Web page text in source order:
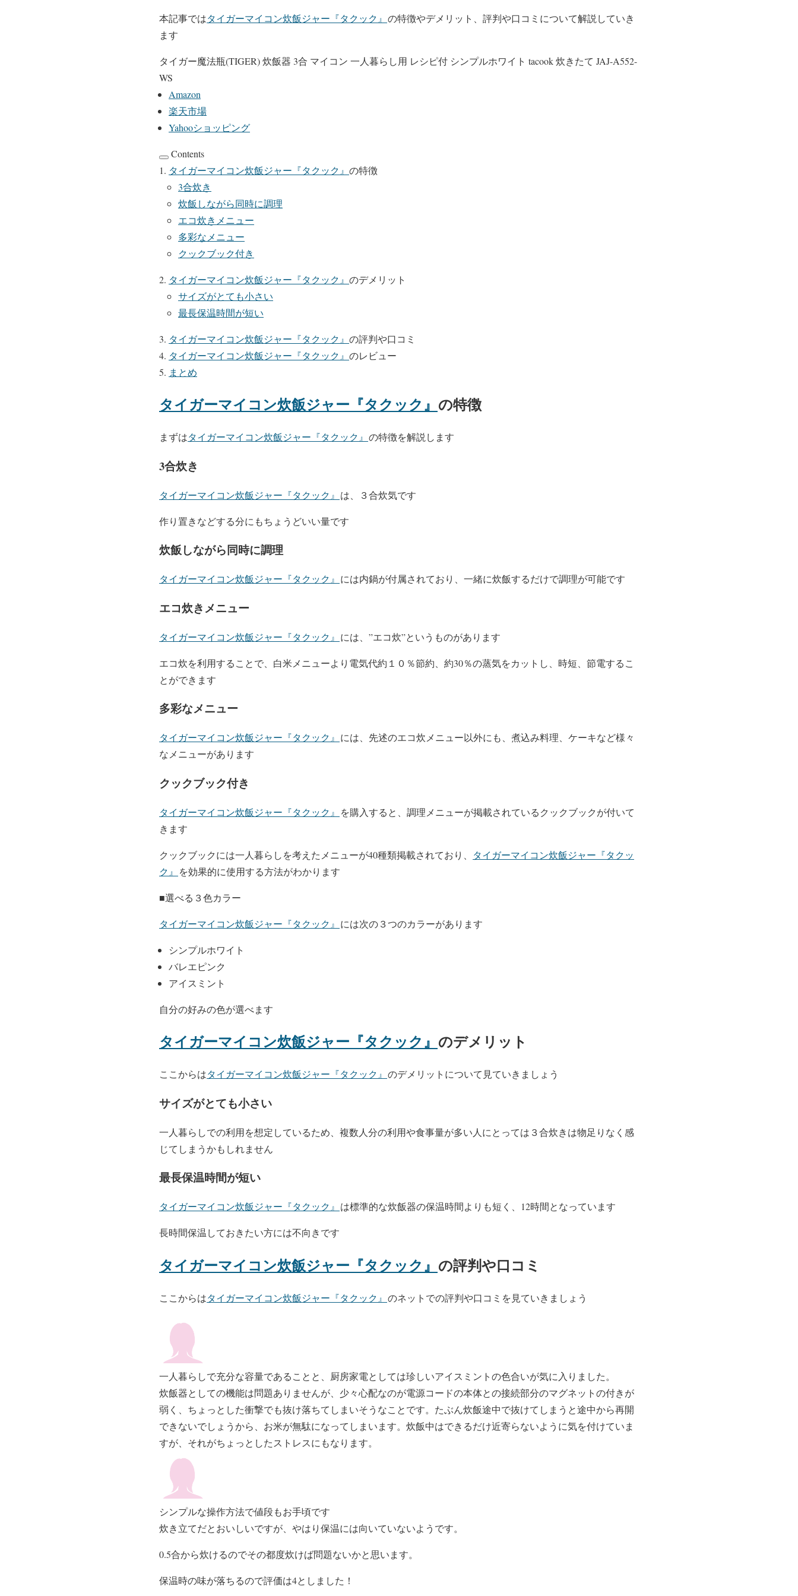
本記事ではタイガーマイコン炊飯ジャー『タクック』 の特徴やデメリット、評判や口コミについて解説していき
ます
タイガー魔法瓶(TIGER) 炊飯器 3合 マイコン 一人暮らし用 レシピ付 シンプルホワイト tacook 炊きたて JAJ-A552-
WS
Amazon
楽天市場
Yahooショッピング
Contents
タイガーマイコン炊飯ジャー『タクック』 の特徴
3合炊き
炊飯しながら同時に調理
エコ炊きメニュー
多彩なメニュー
クックブック付き
タイガーマイコン炊飯ジャー『タクック』 のデメリット
サイズがとても小さい
最長保温時間が短い
タイガーマイコン炊飯ジャー『タクック』 の評判や口コミ
タイガーマイコン炊飯ジャー『タクック』 のレビュー
まとめ
タイガーマイコン炊飯ジャー『タクック』 の特徴
まずはタイガーマイコン炊飯ジャー『タクック』 の特徴を解説します
3合炊き
タイガーマイコン炊飯ジャー『タクック』 は、３合炊気です
作り置きなどする分にもちょうどいい量です
炊飯しながら同時に調理
タイガーマイコン炊飯ジャー『タクック』 には内鍋が付属されており、一緒に炊飯するだけで調理が可能です
エコ炊きメニュー
タイガーマイコン炊飯ジャー『タクック』 には、”エコ炊”というものがあります
エコ炊を利用することで、白米メニューより電気代約１０％節約、約30％の蒸気をカットし、時短、節電するこ
とができます
多彩なメニュー
タイガーマイコン炊飯ジャー『タクック』 には、先述のエコ炊メニュー以外にも、煮込み料理、ケーキなど様々
なメニューがあります
クックブック付き
タイガーマイコン炊飯ジャー『タクック』 を購入すると、調理メニューが掲載されているクックブックが付いて
きます
クックブックには一人暮らしを考えたメニューが40種類掲載されており、 タイガーマイコン炊飯ジャー『タクッ
ク』 を効果的に使用する方法がわかります
■選べる３色カラー
タイガーマイコン炊飯ジャー『タクック』 には次の３つのカラーがあります
シンプルホワイト
バレエピンク
アイスミント
自分の好みの色が選べます
タイガーマイコン炊飯ジャー『タクック』 のデメリット
ここからはタイガーマイコン炊飯ジャー『タクック』 のデメリットについて見ていきましょう
サイズがとても小さい
一人暮らしでの利用を想定しているため、複数人分の利用や食事量が多い人にとっては３合炊きは物足りなく感
じてしまうかもしれません
最長保温時間が短い
タイガーマイコン炊飯ジャー『タクック』 は標準的な炊飯器の保温時間よりも短く、12時間となっています
長時間保温しておきたい方には不向きです
タイガーマイコン炊飯ジャー『タクック』 の評判や口コミ
ここからはタイガーマイコン炊飯ジャー『タクック』 のネットでの評判や口コミを見ていきましょう
一人暮らしで充分な容量であることと、厨房家電としては珍しいアイスミントの色合いが気に入りました。
炊飯器としての機能は問題ありませんが、少々心配なのが電源コードの本体との接続部分のマグネットの付きが
弱く、ちょっとした衝撃でも抜け落ちてしまいそうなことです。たぶん炊飯途中で抜けてしまうと途中から再開
できないでしょうから、お米が無駄になってしまいます。炊飯中はできるだけ近寄らないように気を付けていま
すが、それがちょっとしたストレスにもなります。
シンプルな操作方法で値段もお手頃です
炊き立てだとおいしいですが、やはり保温には向いていないようです。
0.5合から炊けるのでその都度炊けば問題ないかと思います。
保温時の味が落ちるので評価は4としました！